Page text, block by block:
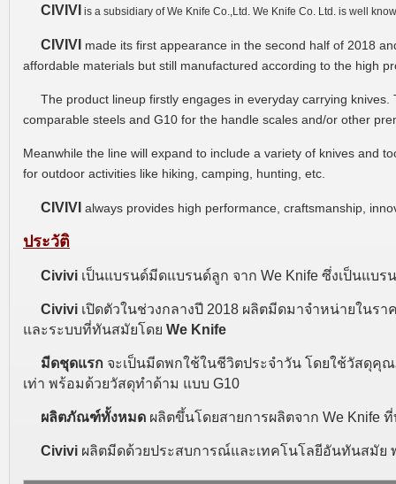
CIVIVI is a subsidiary of We Knife Co.,Ltd. We Knife Co. Ltd. is well
CIVIVI made its first appearance in the second half of 2018
affordable materials but still manufactured according to the high
The product lineup firstly engages in everyday carrying knives.
comparable steels and G10 for the handle scales and/or other
Meanwhile the line will expand to include a variety of knives and
for outdoor activities like hiking, camping, hunting, etc.
CIVIVI always provides high performance, craftsmanship,
ประวัติ
Civivi เป็นแบรนด์มีดแบรนด์ลูก จาก We Knife ซึ่งเป็นแบ
Civivi เปิดตัวในช่วงกลางปี 2018 ผลิตมีดมาจำหน่ายในร
และระบบที่ทันสมัยโดย We Knife
มีดชุดแรก จะเป็นมีดพกใช้ในชีวิตประจำวัน โดยใช้วัสดุคุ
เท่า พร้อมด้วยวัสดุทำด้าม แบบ G10
ผลิตภัณฑ์ทั้งหมด ผลิตขึ้นโดยสายการผลิตจาก We Knife
Civivi ผลิตมีดด้วยประสบการณ์และเทคโนโลยีอันทันสมั